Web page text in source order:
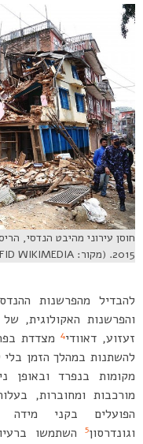
חוסן עירוני מהיבט הנדסי,
2015. (מקור: Jessica Lea/DFID WIKIMEDIA)
להבדיל מהפרשנות
והפרשנות האקולוגית,
זעזוע, דאוודי4 מצדדת
להשתנות במהלך הזמן בלי
מקומות בנפרד ובאופן
מורכבות ומחוברות,
הפועלים בקני מידה
וגונדרסון5